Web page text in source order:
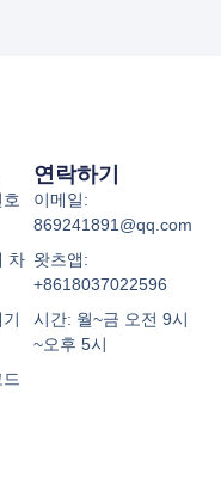
차
연락하기
이메일:
869241891@qq.com
왓츠앱:
+8618037022596
시간: 월~금 오전 9시
~오후 5시